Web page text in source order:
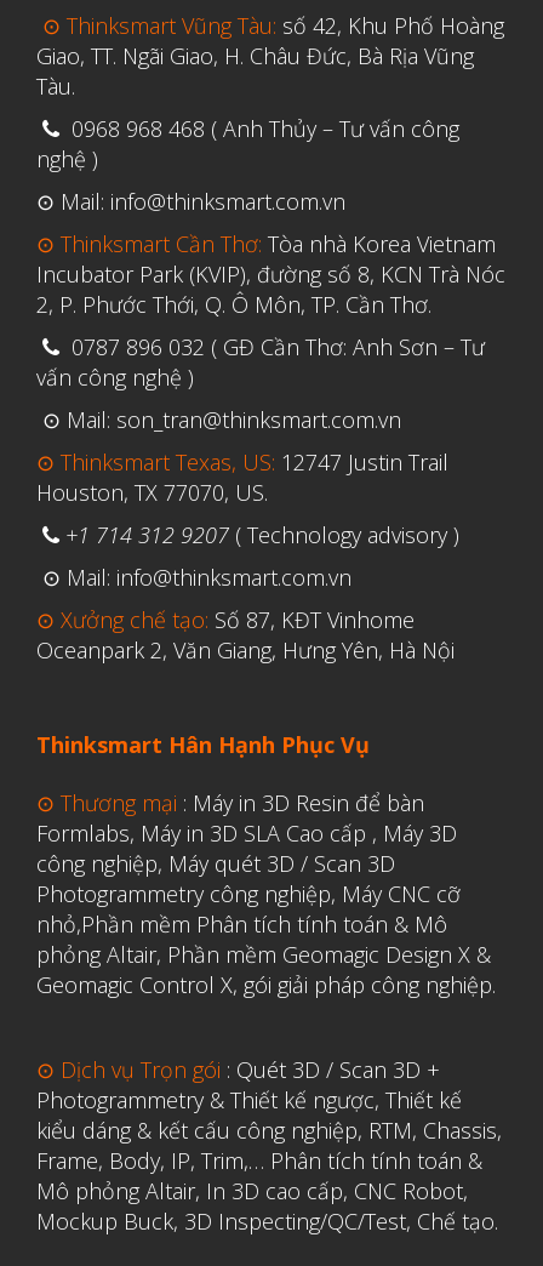
Tháng Tám 2020
Tháng Bảy 2020
Tháng Năm 2020
Tháng Hai 2020
Tháng Một 2020
Tháng Mười Hai 2019
Tháng Mười 2019
Tháng Chín 2019
Tháng Năm 2019
Aerospace
Automotive
File 3D
Fuse 1
Giải pháp
Máy in 3D để bàn Formlabs U.S.
Mô phỏng
Triển khai
Ứng dụng
⊙ Thinksmart Vũng Tàu: số 42, Khu Phố Hoàng
Giao, TT. Ngãi Giao, H. Châu Đức, Bà Rịa Vũng
Tàu.
0968 968 468 ( Anh Thủy – Tư vấn công
nghệ )
⊙ Mail: info@thinksmart.com.vn
⊙ Thinksmart Cần Thơ: Tòa nhà Korea Vietnam
Incubator Park (KVIP), đường số 8, KCN Trà Nóc
2, P. Phước Thới, Q. Ô Môn, TP. Cần Thơ.
0787 896 032 ( GĐ Cần Thơ: Anh Sơn – Tư
vấn công nghệ )
⊙ Mail: son_tran@thinksmart.com.vn
⊙ Thinksmart Texas, US: 12747 Justin Trail
Houston, TX 77070, US.
+1 714 312 9207 ( Technology advisory )
⊙ Mail: info@thinksmart.com.vn
⊙ Xưởng chế tạo: Số 87, KĐT Vinhome
Oceanpark 2, Văn Giang, Hưng Yên, Hà Nội
Thinksmart Hân Hạnh Phục Vụ
⊙ Thương mại : Máy in 3D Resin để bàn
Formlabs, Máy in 3D SLA Cao cấp , Máy 3D
công nghiệp, Máy quét 3D / Scan 3D
Photogrammetry công nghiệp, Máy CNC cỡ
nhỏ,Phần mềm Phân tích tính toán & Mô
phỏng Altair, Phần mềm Geomagic Design X &
Geomagic Control X, gói giải pháp công nghiệp.
⊙ Dịch vụ Trọn gói : Quét 3D / Scan 3D +
Photogrammetry & Thiết kế ngược, Thiết kế
kiểu dáng & kết cấu công nghiệp, RTM, Chassis,
Frame, Body, IP, Trim,… Phân tích tính toán &
Mô phỏng Altair, In 3D cao cấp, CNC Robot,
Mockup Buck, 3D Inspecting/QC/Test, Chế tạo.